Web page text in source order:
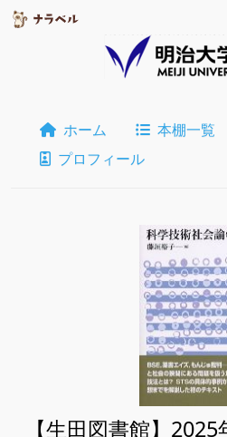
ホーム 本棚一覧
プロフィール
【生田図書館】